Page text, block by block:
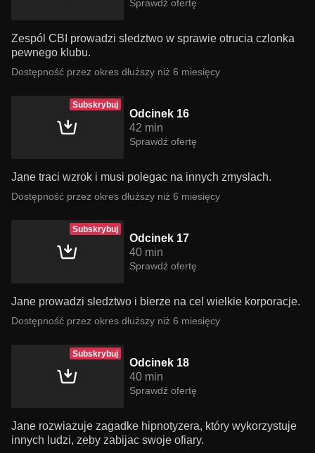
Sprawdź ofertę
Zespól CBI prowadzi sledztwo w sprawie otrucia czlonka
pewnego klubu.
Dostępność przez okres dłuższy niż 6 miesięcy
Subskrybuj
Odcinek 16
42 min
Sprawdź ofertę
Jane traci wzrok i musi polegac na innych zmyslach.
Dostępność przez okres dłuższy niż 6 miesięcy
Subskrybuj
Odcinek 17
40 min
Sprawdź ofertę
Jane prowadzi sledztwo i bierze na cel wielkie korporacje.
Dostępność przez okres dłuższy niż 6 miesięcy
Subskrybuj
Odcinek 18
40 min
Sprawdź ofertę
Jane rozwiazuje zagadke hipnotyzera, który wykorzystuje
innych ludzi, zeby zabijac swoje ofiary.